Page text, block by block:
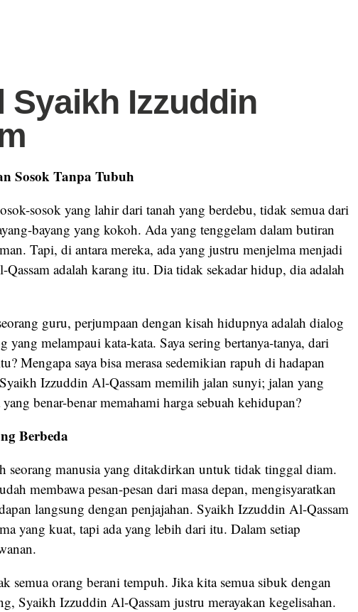
Syaikh Izzuddin
Sosok Tanpa Tubuh
sosok yang lahir dari tanah yang berdebu, tidak semua dari
bayang yang kokoh. Ada yang tenggelam dalam butiran
Tapi, di antara mereka, ada yang justru menjelma menjadi
adalah karang itu. Dia tidak sekadar hidup, dia adalah
guru, perjumpaan dengan kisah hidupnya adalah dialog
yang melampaui kata-kata. Saya sering bertanya-tanya, dari
Mengapa saya bisa merasa sedemikian rapuh di hadapan
Izzuddin Al-Qassam memilih jalan sunyi; jalan yang
benar-benar memahami harga sebuah kehidupan?
Berbeda
seorang manusia yang ditakdirkan untuk tidak tinggal diam.
membawa pesan-pesan dari masa depan, mengisyaratkan
langsung dengan penjajahan. Syaikh Izzuddin Al-Qassam
yang kuat, tapi ada yang lebih dari itu. Dalam setiap
semua orang berani tempuh. Jika kita semua sibuk dengan
Syaikh Izzuddin Al-Qassam justru merayakan kegelisahan.